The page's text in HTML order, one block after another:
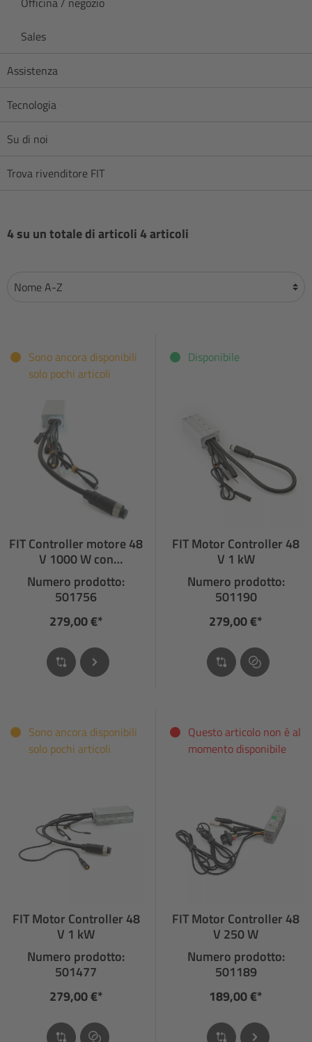
Sales
Assistenza
Tecnologia
Su di noi
Trova rivenditore FIT
4 su un totale di articoli 4 articoli
Sono ancora disponibili
solo pochi articoli
FIT Controller motore 48
V 1000 W con
collegamento per
segnale di frenata
Numero prodotto:
501756
279,00 €*
Disponibile
FIT Motor Controller 48
V 1 kW
Numero prodotto:
501190
279,00 €*
Sono ancora disponibili
solo pochi articoli
FIT Motor Controller 48
V 1 kW
Numero prodotto:
501477
279,00 €*
Questo articolo non è al
momento disponibile
FIT Motor Controller 48
V 250 W
Numero prodotto:
501189
189,00 €*